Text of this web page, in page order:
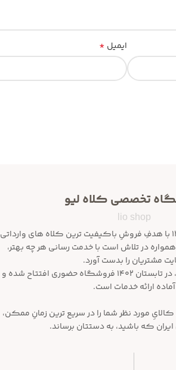
ایمیل *
تخصصی کلاه لیو
lio shop
فروشگاه لیـــو در سال ۱۳۹۹ با هدفِ فروشِ باکیفیت ترین کلاه های وارداتی
در تلاش است با خدمت رسانی هر چه بهتر،
مشتریان را بدست آورد.
با همراهی و استقبالِ شما، در تابستان ۱۴۰۲ فروشگاه حضوری افتتاح شده و
آماده ارائه خدمات است.
کالایِ مورد نظر شما را در سریع ترین زمانِ ممکن،
که باشید، به دستتان برساند.